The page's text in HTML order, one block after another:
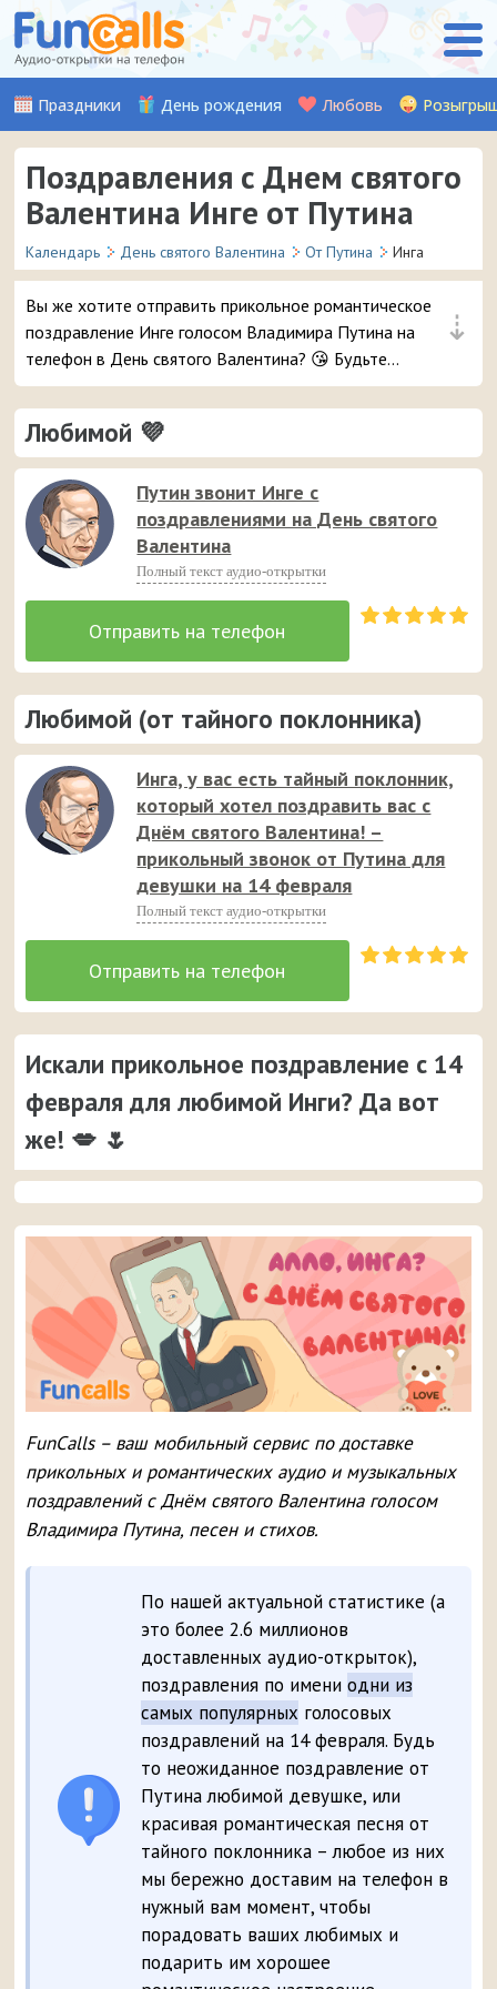
Праздники День рождения Любовь
Поздравления с Днем святого
Валентина Инге от Путина
Календарь День святого Валентина От Путина Инга
⇣
Вы же хотите отправить прикольное романтическое
поздравление Инге голосом Владимира Путина на
телефон в День святого Валентина? 😘 Будьте
уверены, ей точно понравится – и неожиданный
звонок и такое весёлое аудио признание ❤ 👏
Любимой 💜
Путин звонит Инге с
поздравлениями на День святого
Валентина
Полный текст аудио-открытки
Любимой (от тайного поклонника)
Инга, у вас есть тайный поклонник,
который хотел поздравить вас с
Днём святого Валентина! –
прикольный звонок от Путина для
девушки на 14 февраля
Полный текст аудио-открытки
Искали прикольное поздравление с 14
февраля для любимой Инги? Да вот
же! 💋 🌷
FunCalls – ваш мобильный сервис по доставке
прикольных и романтических аудио и музыкальных
поздравлений с Днём святого Валентина голосом
Владимира Путина, песен и стихов.
По нашей актуальной статистике (а
это более 2.6 миллионов
доставленных аудио-открыток),
поздравления по имениодни из
самых популярных голосовых
поздравлений на 14 февраля. Будь
то неожиданное поздравление от
Путина любимой девушке, или
красивая романтическая песня от
тайного поклонника – любое из них
мы бережно доставим на телефон в
нужный вам момент, чтобы
порадовать ваших любимых и
подарить им хорошее